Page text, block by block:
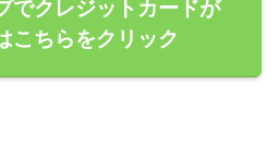
でクレジットカードが
こちらをクリック